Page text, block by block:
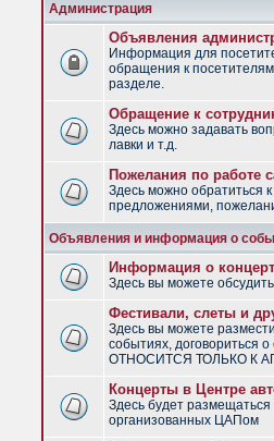
Администрация
Объявления
Информация для
обращения к
разделе.
Обращение к
Здесь можно задавать
лавки и т.д.
Пожелания по работе
Здесь можно обратиться
предложениями,
Объявления и информация о
Информация о
Здесь вы можете
Фестивали, слеты и
Здесь вы можете
событиях, договориться
ОТНОСИТСЯ ТОЛЬКО К
Концерты в Центре
Здесь будет
организованных ЦАПом